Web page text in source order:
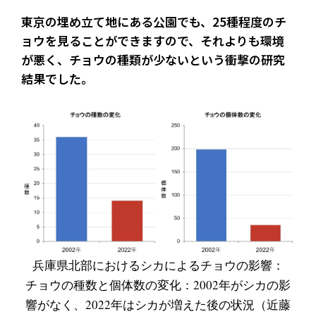
東京の埋め立て地にある公園でも、25種程度のチ
ョウを見ることができますので、それよりも環境
が悪く、チョウの種類が少ないという衝撃の研究
結果でした。
兵庫県北部におけるシカによるチョウの影響：
チョウの種数と個体数の変化：2002年がシカの影
響がなく、2022年はシカが増えた後の状況（近藤